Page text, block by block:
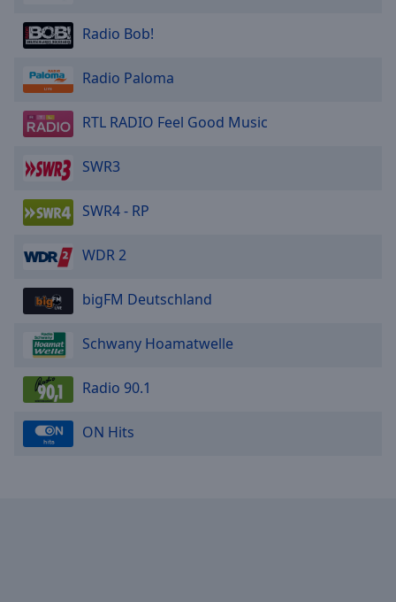
Radio Bob!
Radio Paloma
RTL RADIO Feel Good Music
SWR3
SWR4 - RP
WDR 2
bigFM Deutschland
Schwany Hoamatwelle
Radio 90.1
ON Hits